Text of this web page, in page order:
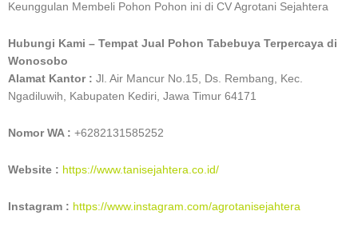
Keunggulan Membeli Pohon Pohon ini di CV Agrotani Sejahtera
Hubungi Kami – Tempat Jual Pohon Tabebuya Terpercaya di
Wonosobo
Alamat Kantor : Jl. Air Mancur No.15, Ds. Rembang, Kec.
Ngadiluwih, Kabupaten Kediri, Jawa Timur 64171
Nomor WA : +6282131585252
Website : https://www.tanisejahtera.co.id/
Instagram : https://www.instagram.com/agrotanisejahtera